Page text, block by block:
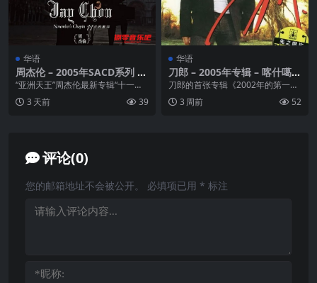
华语
周杰伦 – 2005年SACD系列 –
十一月的肖邦 DSD DFF
“亚洲天王”周杰伦最新专辑“十一月
的萧邦”，周杰伦自己打理造型化做
音乐诗人全新亮...
3 天前 39
华语
刀郎 – 2005年专辑 – 喀什噶尔
胡杨 Flac
刀郎的首张专辑《2002年的第一场
雪》让2004年的内地乐坛足足热闹
了一年。20...
3 周前 52
评论(0)
您的邮箱地址不会被公开。 必填项已用 * 标注